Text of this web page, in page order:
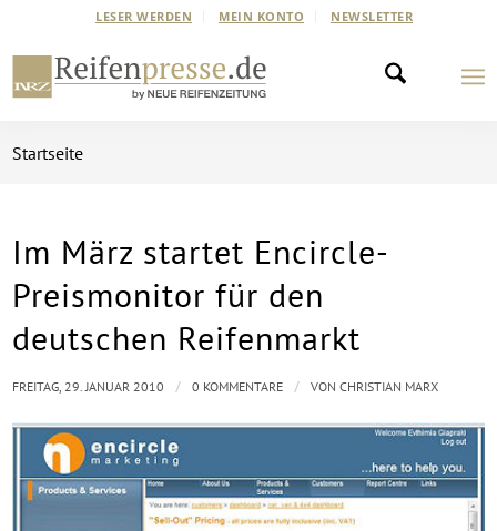
LESER WERDEN MEIN KONTO NEWSLETTER
Startseite
Im März startet Encircle-
Preismonitor für den
deutschen Reifenmarkt
FREITAG, 29. JANUAR 2010 / 0 KOMMENTARE / VONCHRISTIAN MARX